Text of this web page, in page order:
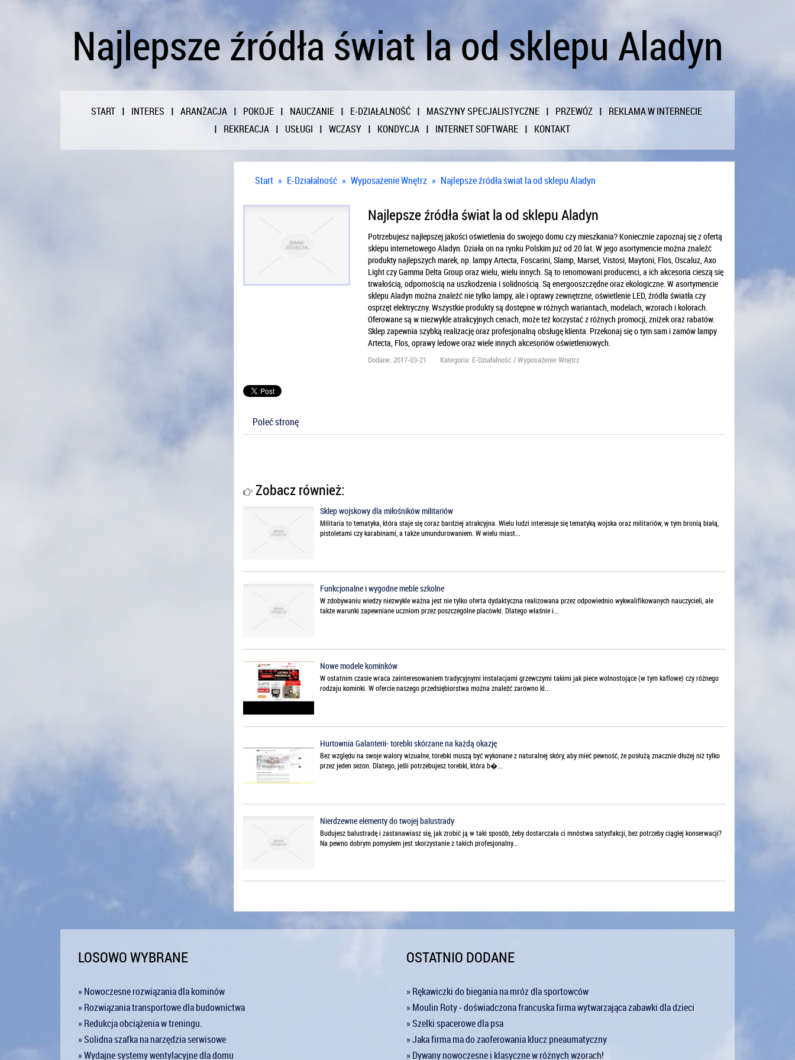
Najlepsze źródła świat la od sklepu Aladyn
START INTERES ARANŻACJA POKOJE NAUCZANIE E-DZIAŁALNOŚĆ MASZYNY SPECJALISTYCZNE PRZEWÓZ
REKLAMA W INTERNECIE
REKREACJA
USŁUGI WCZASY KONDYCJA INTERNET SOFTWARE KONTAKT
Start » E-Działalność » Wyposażenie Wnętrz » Najlepsze źródła świat la od sklepu Aladyn
Najlepsze źródła świat la od sklepu Aladyn
Potrzebujesz najlepszej jakości oświetlenia do swojego domu czy mieszkania? Koniecznie zapoznaj się z ofertą
sklepu internetowego Aladyn. Działa on na rynku Polskim już od 20 lat. W jego asortymencie można znaleźć
produkty najlepszych marek, np. lampy Artecta, Foscarini, Slamp, Marset, Vistosi, Maytoni, Flos, Oscaluz, Axo
Light czy Gamma Delta Group oraz wielu, wielu innych. Są to renomowani producenci, a ich akcesoria cieszą się
trwałością, odpornością na uszkodzenia i solidnością. Są energooszczędne oraz ekologiczne. W asortymencie
sklepu Aladyn można znaleźć nie tylko lampy, ale i oprawy zewnętrzne, oświetlenie LED, źródła światła czy
osprzęt elektryczny. Wszystkie produkty są dostępne w różnych wariantach, modelach, wzorach i kolorach.
Oferowane są w niezwykle atrakcyjnych cenach, może też korzystać z różnych promocji, zniżek oraz rabatów.
Sklep zapewnia szybką realizację oraz profesjonalną obsługę klienta. Przekonaj się o tym sam i zamów lampy
Artecta, Flos, oprawy ledowe oraz wiele innych akcesoriów oświetleniowych.
Dodane: 2017-03-21 Kategoria: E-Działalność / Wyposażenie Wnętrz
Poleć stronę
Zobacz również:
Sklep wojskowy dla miłośników militariów
Militaria to tematyka, która staje się coraz bardziej atrakcyjna. Wielu ludzi interesuje się tematyką wojska oraz militariów, w tym bronią białą,
pistoletami czy karabinami, a także umundurowaniem. W wielu miast...
Funkcjonalne i wygodne meble szkolne
W zdobywaniu wiedzy niezwykle ważna jest nie tylko oferta dydaktyczna realizowana przez odpowiednio wykwalifikowanych nauczycieli, ale
także warunki zapewniane uczniom przez poszczególne placówki. Dlatego właśnie i...
Nowe modele kominków
W ostatnim czasie wraca zainteresowaniem tradycyjnymi instalacjami grzewczymi takimi jak piece wolnostojące (w tym kaflowe) czy różnego
rodzaju kominki. W ofercie naszego przedsiębiorstwa można znaleźć zarówno kl...
Hurtownia Galanterii- torebki skórzane na każdą okazję
Bez względu na swoje walory wizualne, torebki muszą być wykonane z naturalnej skóry, aby mieć pewność, że posłużą znacznie dłużej niż tylko
przez jeden sezon. Dlatego, jeśli potrzebujesz torebki, która b�...
Nierdzewne elementy do twojej balustrady
Budujesz balustradę i zastanawiasz się, jak zrobić ją w taki sposób, żeby dostarczała ci mnóstwa satysfakcji, bez potrzeby ciągłej konserwacji?
Na pewno dobrym pomysłem jest skorzystanie z takich profesjonalny...
LOSOWO WYBRANE
» Nowoczesne rozwiązania dla kominów
» Rozwiązania transportowe dla budownictwa
» Redukcja obciążenia w treningu.
» Solidna szafka na narzędzia serwisowe
» Wydajne systemy wentylacyjne dla domu
OSTATNIO DODANE
» Rękawiczki do biegania na mróz dla sportowców
» Moulin Roty - doświadczona francuska firma wytwarzająca zabawki dla dzieci
» Szelki spacerowe dla psa
» Jaka firma ma do zaoferowania klucz pneaumatyczny
» Dywany nowoczesne i klasyczne w różnych wzorach!